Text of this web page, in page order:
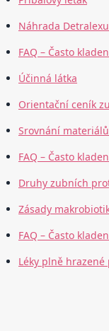
Náhrada
FAQ – Často
Účinná látka
Orientační ceník
Srovnání
FAQ – Často
Druhy zubních
Zásady
FAQ – Často
Léky plně hrazené